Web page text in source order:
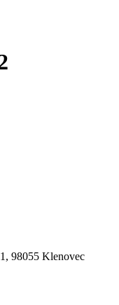
98055 Klenovec